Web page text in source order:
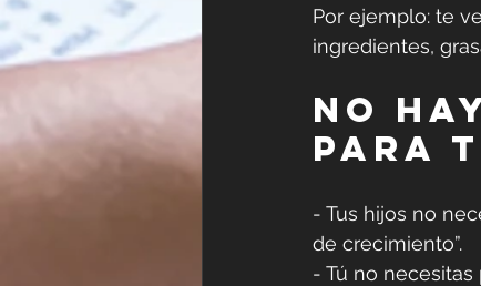
Por ejemplo: te
ingredientes,
No
para
- Tus hijos no
de crecimiento”.
- Tú no necesitas